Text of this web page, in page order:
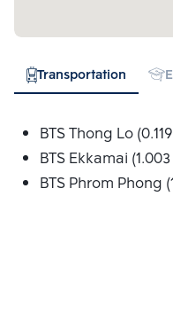
Transportation
BTS Thong Lo
BTS Ekkamai
BTS Phrom Phong